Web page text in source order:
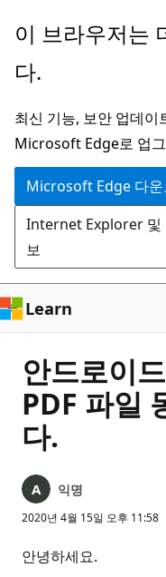
주
콘
츠
로
건
너
뛰
기
이 브라우저는
다.
최신 기능, 보안 업데이
Microsoft Edge로 업
Microsoft Edge 다운
Internet Explorer 및
보
Learn
안드로이
PDF 파일
다.
익명
2020년 4월 15일 오후 11:58
안녕하세요.